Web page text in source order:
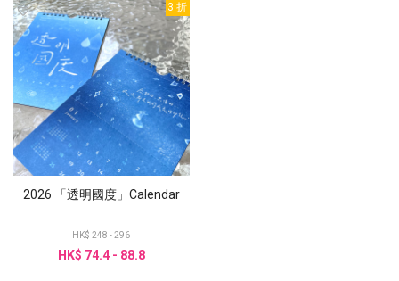
3 折
2026 「透明國度」Calendar
HK$ 248 - 296
HK$ 74.4 - 88.8